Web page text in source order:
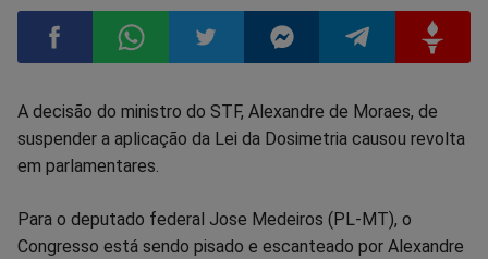
Compartilhar
no
Facebook
Compartilhar
no
Whatsapp
Compartilhar
Twitter
Compartilhar
Messenger
Compartilhar
TelegramGettr
A decisão do ministro do STF, Alexandre de Moraes, de
suspender a aplicação da Lei da Dosimetria causou revolta
em parlamentares.
Para o deputado federal Jose Medeiros (PL-MT), o
Congresso está sendo pisado e escanteado por Alexandre